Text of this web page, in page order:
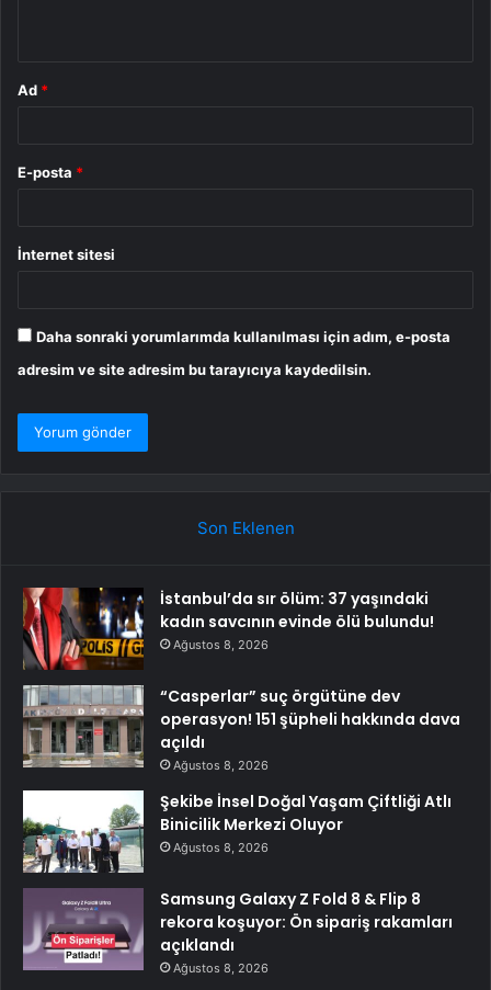
Ad *
E-posta *
İnternet sitesi
Daha sonraki yorumlarımda kullanılması için adım, e-posta
adresim ve site adresim bu tarayıcıya kaydedilsin.
Son Eklenen
İstanbul’da sır ölüm: 37 yaşındaki
kadın savcının evinde ölü bulundu!
Ağustos 8, 2026
“Casperlar” suç örgütüne dev
operasyon! 151 şüpheli hakkında dava
açıldı
Ağustos 8, 2026
Şekibe İnsel Doğal Yaşam Çiftliği Atlı
Binicilik Merkezi Oluyor
Ağustos 8, 2026
Samsung Galaxy Z Fold 8 & Flip 8
rekora koşuyor: Ön sipariş rakamları
açıklandı
Ağustos 8, 2026